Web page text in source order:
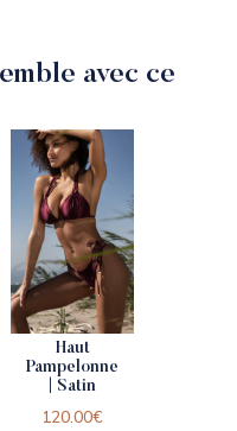
avec ce
Haut
Pampelonne
| Satin
120.00€